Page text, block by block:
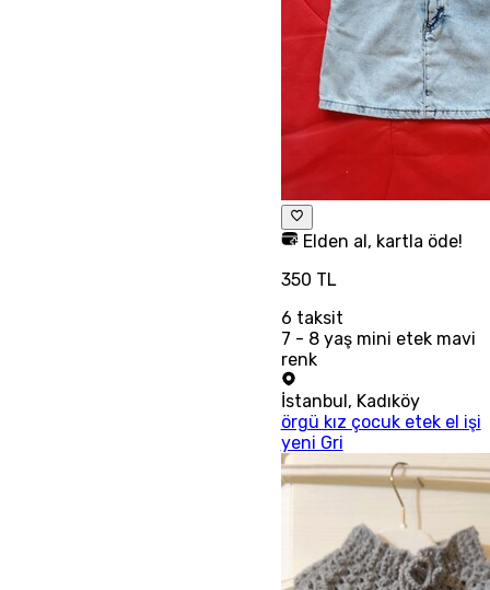
Elden al, kartla öde!
350 TL
6 taksit
7 - 8 yaş mini etek mavi
renk
İstanbul, Kadıköy
örgü kız çocuk etek el işi
yeni Gri